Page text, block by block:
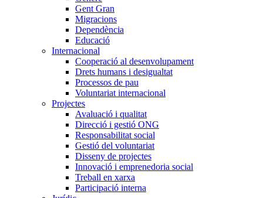
Gent Gran
Migracions
Dependència
Educació
Internacional
Cooperació al desenvolupament
Drets humans i desigualtat
Processos de pau
Voluntariat internacional
Projectes
Avaluació i qualitat
Direcció i gestió ONG
Responsabilitat social
Gestió del voluntariat
Disseny de projectes
Innovació i emprenedoria social
Treball en xarxa
Participació interna